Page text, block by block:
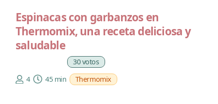
Espinacas con garbanzos en
Thermomix, una receta deliciosa y
saludable
30 votos
4
45 min Thermomix